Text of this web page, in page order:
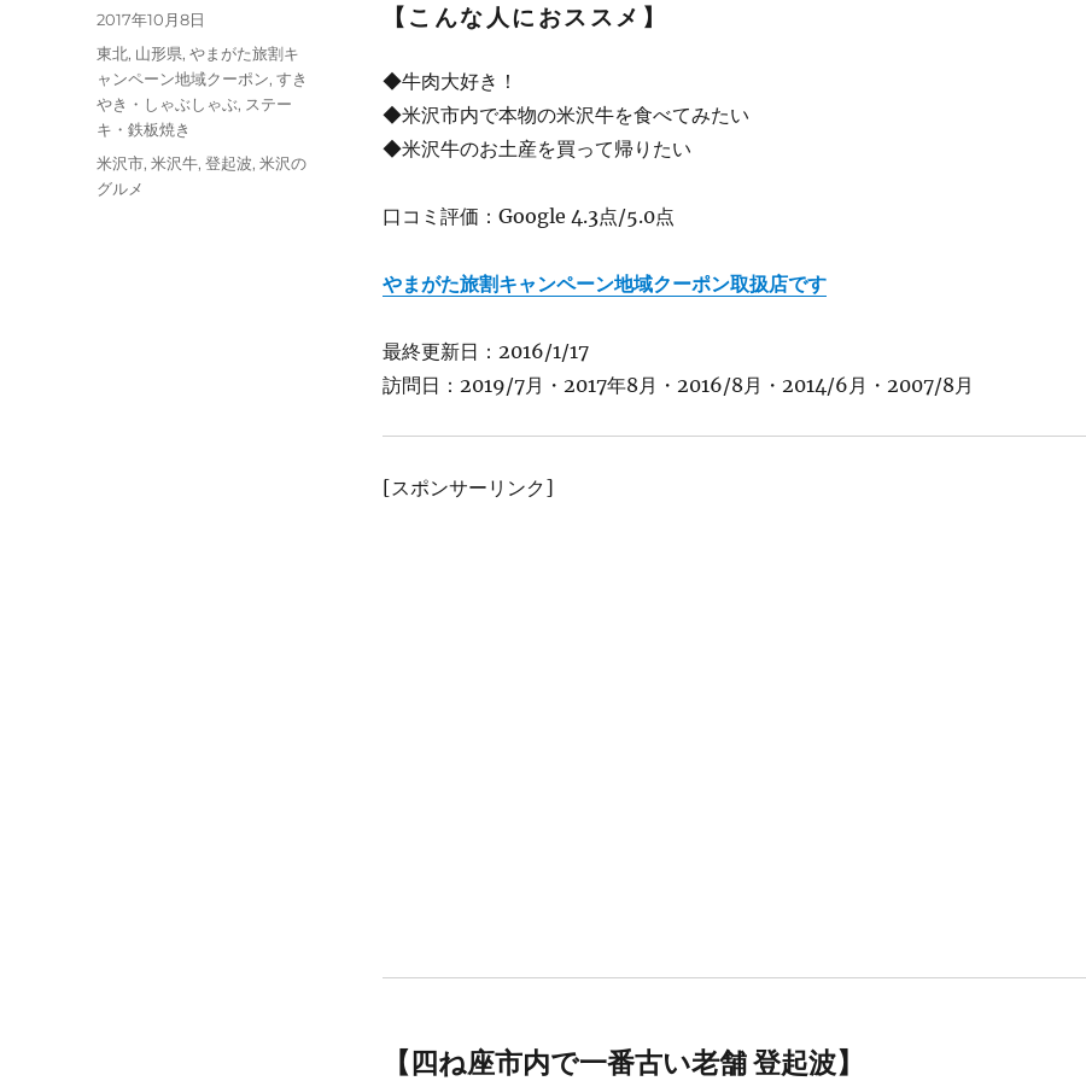
【こんな人におススメ】
◆牛肉大好き！
◆米沢市内で本物の米沢牛を食べてみたい
◆米沢牛のお土産を買って帰りたい
口コミ評価：Google 4.3点/5.0点
やまがた旅割キャンペーン地域クーポン取扱店です
最終更新日：2016/1/17
訪問日：2019/7月・2017年8月・2016/8月・2014/6月・2007/8月
[スポンサーリンク]
【四ね座市内で一番古い老舗 登起波】
投
稿
2017年10月8日
カ
テ
ゴ
リ
ー
東北, 山形県,やまがた旅割キ
ャンペーン地域クーポン,すき
やき・しゃぶしゃぶ, ステー
キ・鉄板焼き
タ
グ
米沢市,米沢牛,登起波,米沢の
グルメ